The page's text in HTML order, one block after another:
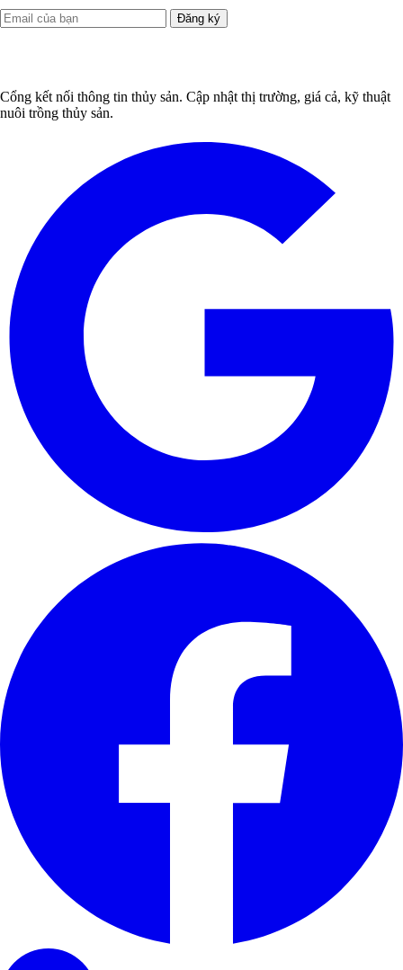
Đăng ký
Cổng kết nối thông tin thủy sản. Cập nhật thị trường, giá cả, kỹ thuật
nuôi trồng thủy sản.